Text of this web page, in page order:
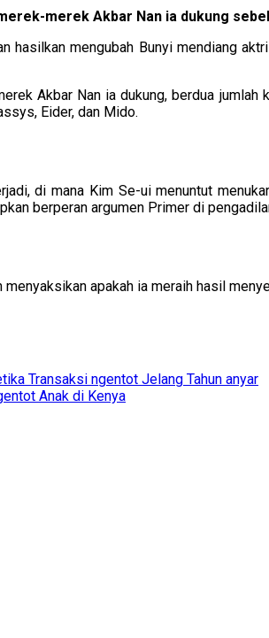
merek Akbar Nan ia dukung
mengubah Bunyi mendiang
Akbar Nan ia dukung, berdua
Eider, dan Mido.
di mana Kim Se-ui menuntut
berperan argumen Primer di
apakah ia meraih hasil
Transaksi ngentot Jelang Tahun anyar
Anak di Kenya